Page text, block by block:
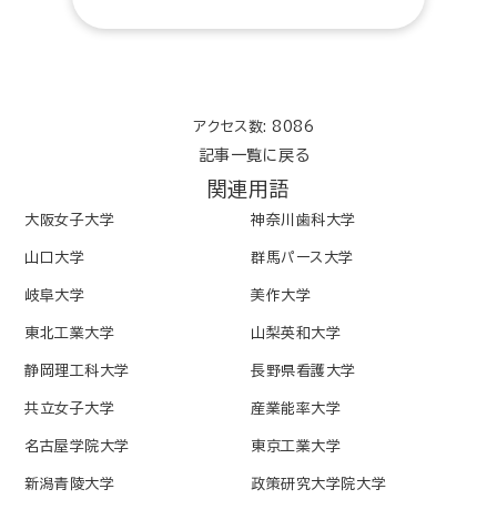
アクセス数: 8086
記事一覧に戻る
関連用語
大阪女子大学 神奈川歯科大学
山口大学 群馬パース大学
岐阜大学 美作大学
東北工業大学 山梨英和大学
静岡理工科大学 長野県看護大学
共立女子大学 産業能率大学
名古屋学院大学 東京工業大学
新潟青陵大学 政策研究大学院大学